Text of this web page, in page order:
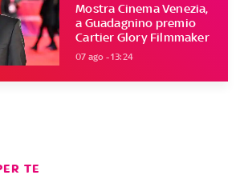
Mostra Cinema Venezia,
a Guadagnino premio
Cartier Glory Filmmaker
07 ago - 13:24
TE